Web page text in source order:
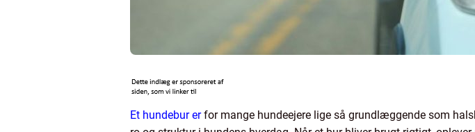
Et hundebur erfor mange hundeejere lige så grundlæggende som